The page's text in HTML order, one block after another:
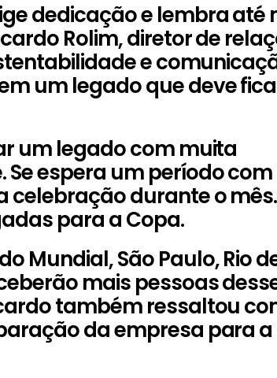
dedicação e lembra até
Rolim, diretor de
e
um legado que deve
um legado com muita
Se espera um período
celebração durante o
para a Copa.
Mundial, São Paulo, Rio
mais pessoas
também ressaltou
da empresa para a